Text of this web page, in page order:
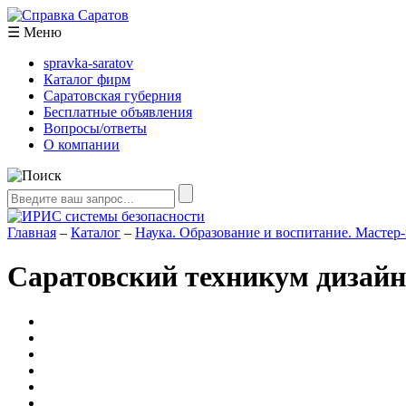
☰ Меню
spravka-saratov
Каталог фирм
Саратовская губерния
Бесплатные объявления
Вопросы/ответы
О компании
Главная – Каталог – Наука. Образование и воспитание.
Саратовский техникум